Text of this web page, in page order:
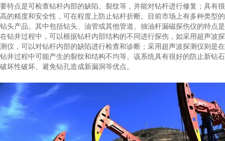
要特点是可检查钻杆内部的缺陷、裂纹等，并能对钻杆进行修复；具有很
高的精度和安全性，可在程度上防止钻杆折断。目前市场上有多种类型的
钻头产品。其中包括钻头、油管或其他管道。抽油杆漏磁探伤仪的特点是
在钻井过程中，可以根据钻杆内部结构的不同进行探伤，如采用超声波探
测仪，可以对钻杆内部的缺陷进行检查和诊断；采用超声波探测仪则是在
钻井过程中可能产生的裂纹和结构不均等。该系统具有很好的防止新钻石
破坏性破坏、避免钻孔造成新漏洞等优点。